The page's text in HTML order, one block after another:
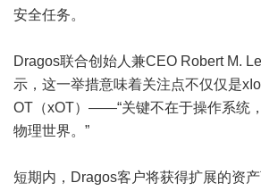
安全任务。
Dragos联合创始人兼CEO Robert M.
示，这一举措意味着关注点不仅仅是
OT（xOT）——“关键不在于操作系统
物理世界。”
短期内，Dragos客户将获得扩展的资